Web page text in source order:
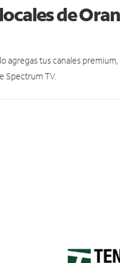
de
agregas tus canales
Spectrum TV.